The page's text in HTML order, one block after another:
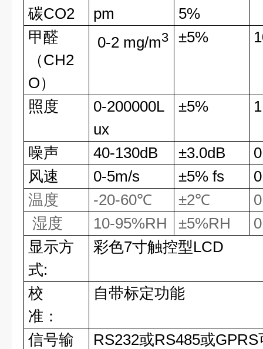
碳CO2
pm
5%
甲醛
（CH2
O）
0-2 mg/m3 ±5%
照度
0-200000L
ux
±5%
噪声 40-130dB ±3.0dB
风速
0-5m/s ±5% fs
温度
-20-60℃ ±2℃
湿度
10-95%RH ±5%RH
显示方
式:
彩色7寸触控型LCD
校
准：
自带标定功能
信号输
RS232或RS485或GPRS